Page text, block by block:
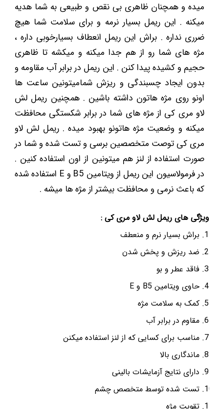
میده و همچنان ظاهری بی نقص و طبیعی به شما هدیه
میکنه . این ریمل بسیار نرمه و برای سلامت شما هیچ
ضرری نداره . براش این ریمل انعطاف بسیارخوبی داره ،
مژه های شما رو از هم جدا میکنه و میکشه تا ظاهری
حجیم و کشیده پیدا کنن . این ریمل در برابر آب مقاومه و
بدون ایجاد چسبندگی و ریزش شمامیتونین ساعت ها
اونو روی مژه هاتون داشته باشین . همچنین ریمل لش
لاو مری کی از مژه های شما در برابر شکستگی محافظت
میکنه و وضعیت مژه هاتونو بهبود میده . ریمل لش لاو
مری کی توصت متخصصین برسی و تست شده و شما در
صورت استفاده از لنز هم میتونین از اون استفاده کنین .
در فرمولاسیون این ریمل از ویتامین B5 و E استفاده شده
که باعث نرمی و محافظت بیشتر از مژه ها میشه .
ویژگی های ریمل لش لاو مری کی :
براش بسیار نرم و منعطف
ضد ریزش و پخش شدن
فاقد عطر و بو
حاوی ویتامین B5 و E
کمک به سلامت مژه
مقاوم در برابر آب
مناسب برای کسایی که از لنز استفاده میکنن
ماندگاری بالا
دارای نتایج آزمایشات بالینی
تست شده توسط متخصص چشم
تقویت مژه